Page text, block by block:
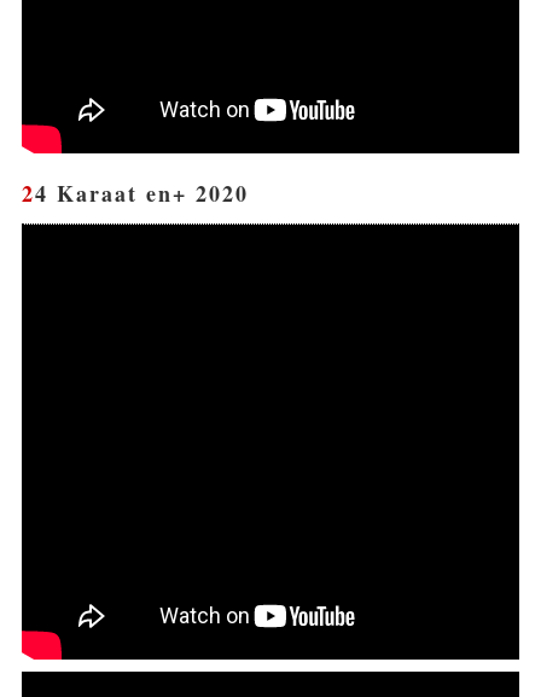
24 Karaat en+ 2020